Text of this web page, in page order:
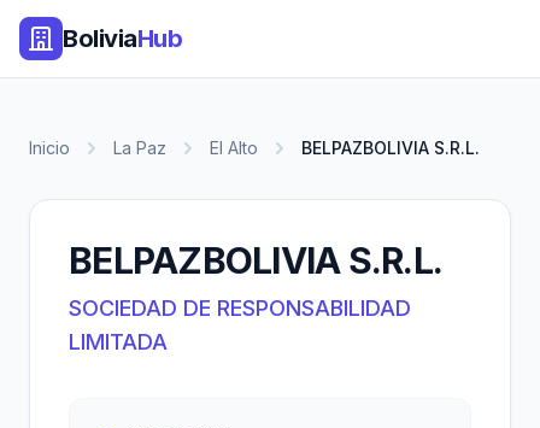
BoliviaHub
Inicio La Paz El Alto BELPAZBOLIVIA S.R.L.
BELPAZBOLIVIA S.R.L.
SOCIEDAD DE RESPONSABILIDAD
LIMITADA